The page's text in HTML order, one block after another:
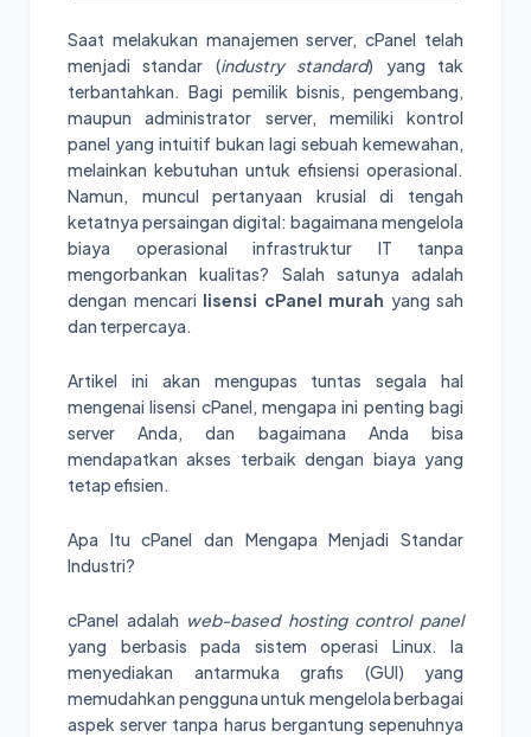
Saat melakukan manajemen server, cPanel telah
menjadi standar (industry standard) yang tak
terbantahkan. Bagi pemilik bisnis, pengembang,
maupun administrator server, memiliki kontrol
panel yang intuitif bukan lagi sebuah kemewahan,
melainkan kebutuhan untuk efisiensi operasional.
Namun, muncul pertanyaan krusial di tengah
ketatnya persaingan digital: bagaimana mengelola
biaya operasional infrastruktur IT tanpa
mengorbankan kualitas? Salah satunya adalah
dengan mencari lisensi cPanel murah yang sah
dan terpercaya.
Artikel ini akan mengupas tuntas segala hal
mengenai lisensi cPanel, mengapa ini penting bagi
server Anda, dan bagaimana Anda bisa
mendapatkan akses terbaik dengan biaya yang
tetap efisien.
Apa Itu cPanel dan Mengapa Menjadi Standar
Industri?
cPanel adalah web-based hosting control panel
yang berbasis pada sistem operasi Linux. Ia
menyediakan antarmuka grafis (GUI) yang
memudahkan pengguna untuk mengelola berbagai
aspek server tanpa harus bergantung sepenuhnya